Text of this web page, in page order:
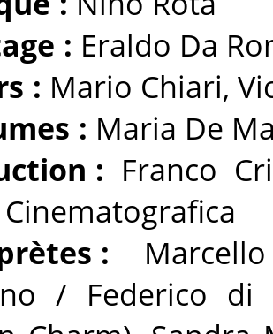
: Eraldo Da
: Mario Chiari,
: Maria De
: Franco
:
/ Federico di